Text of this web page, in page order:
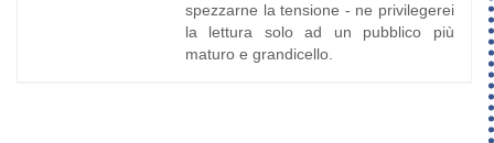
spezzarne la tensione - ne privilegerei
la lettura solo ad un pubblico più
maturo e grandicello.